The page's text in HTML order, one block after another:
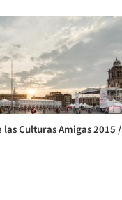
Culturas Amigas 2015 /